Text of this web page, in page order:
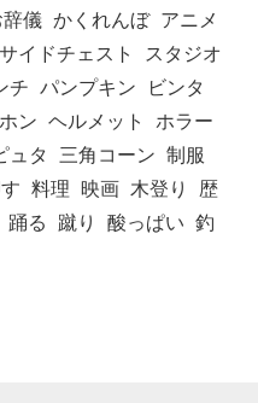
辞儀 かくれんぼ アニメ
サイドチェスト
スタジオ
チ パンプキン
ビンタ
ン ヘルメット
ホラー
ュタ 三角コーン 制服
料理 映画 木登り
歴
踊る 蹴り 酸っぱい 釣